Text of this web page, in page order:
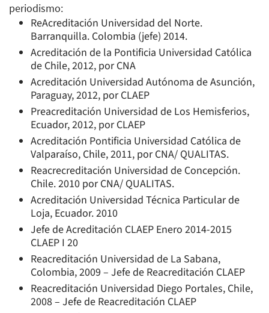
periodismo:
ReAcreditación Universidad del Norte.
Barranquilla. Colombia (jefe) 2014.
Acreditación de la Pontificia Universidad Católica
de Chile, 2012, por CNA
Acreditación Universidad Autónoma de Asunción,
Paraguay, 2012, por CLAEP
Preacreditación Universidad de Los Hemisferios,
Ecuador, 2012, por CLAEP
Acreditación Pontificia Universidad Católica de
Valparaíso, Chile, 2011, por CNA/ QUALITAS.
Reacrecreditación Universidad de Concepción.
Chile. 2010 por CNA/ QUALITAS.
Acreditación Universidad Técnica Particular de
Loja, Ecuador. 2010
Jefe de Acreditación CLAEP Enero 2014-2015
CLAEP I 20
Reacreditación Universidad de La Sabana,
Colombia, 2009 – Jefe de Reacreditación CLAEP
Reacreditación Universidad Diego Portales, Chile,
2008 – Jefe de Reacreditación CLAEP